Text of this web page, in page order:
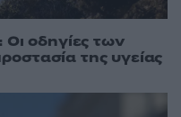
Οι οδηγίες των
της υγείας